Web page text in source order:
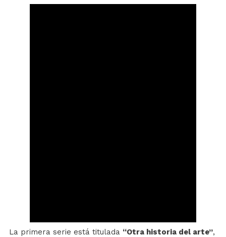
La primera serie está titulada “Otra historia del arte”,